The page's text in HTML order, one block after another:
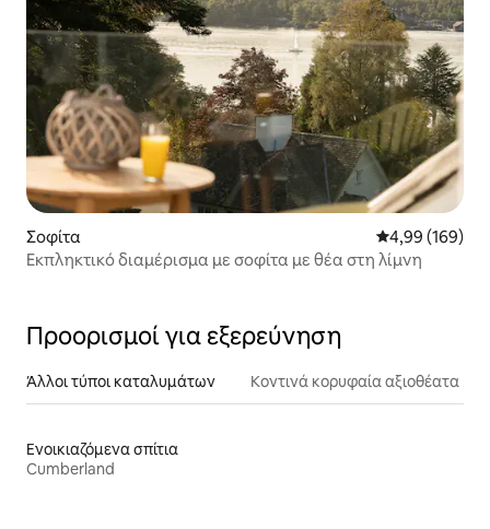
Σοφίτα Μέση
4,99 (169)
Εκπληκτικό διαμέρισμα με σοφίτα με θέα στη λίμνη
Προορισμοί για εξερεύνηση
Άλλοι τύποι καταλυμάτων Κοντινά κορυφαία αξιοθέατα
Ενοικιαζόμενα σπίτια
Cumberland